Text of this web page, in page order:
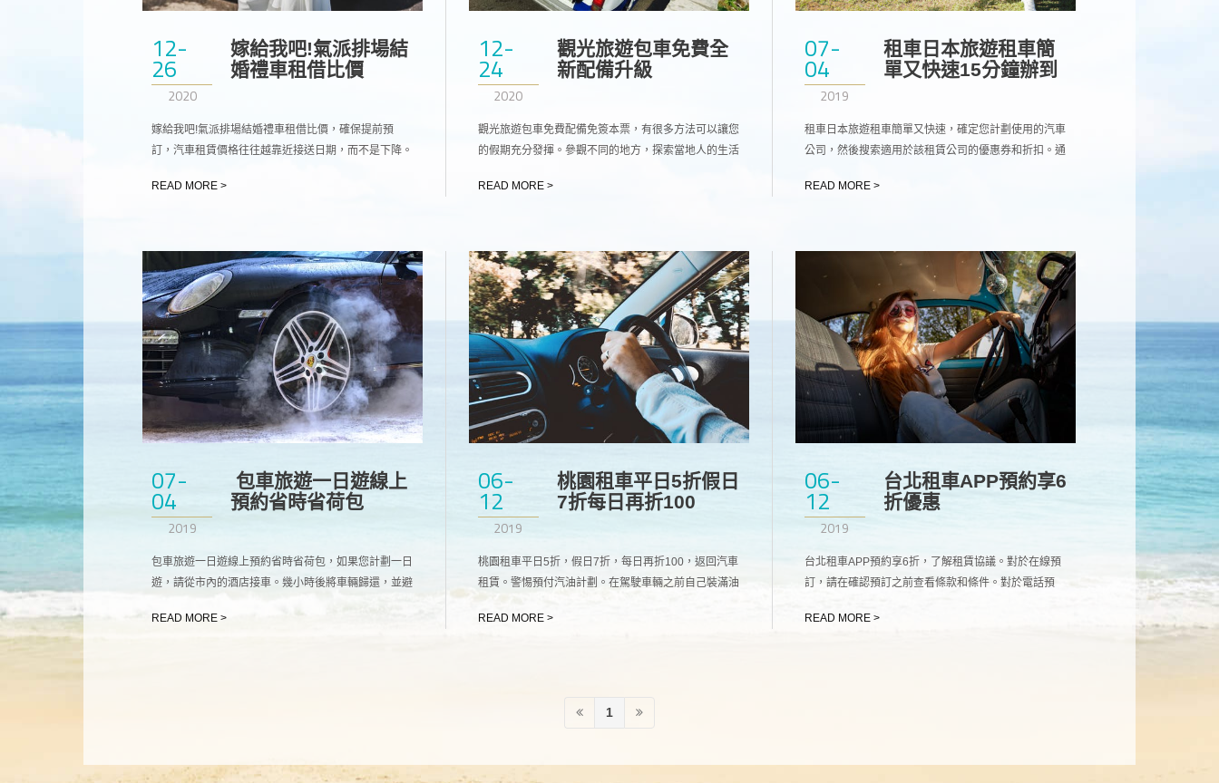
12-
26
2020
嫁給我吧!氣派排場結
婚禮車租借比價
嫁給我吧!氣派排場結婚禮車租借比價，確保提前預
訂，汽車租賃價格往往越靠近接送日期，而不是下降。
上升。
READ MORE >
12-
24
2020
觀光旅遊包車免費全
新配備升級
觀光旅遊包車免費配備免簽本票，有很多方法可以讓您
的假期充分發揮。參觀不同的地方，探索當地人的生活
READ MORE >
07-
04
2019
租車日本旅遊租車簡
單又快速15分鐘辦到
租車日本旅遊租車簡單又快速，確定您計劃使用的汽車
公司，然後搜索適用於該租賃公司的優惠券和折扣。通
READ MORE >
07-
04
2019
​ 包車旅遊一日遊線上
預約省時省荷包
包車旅遊一日遊線上預約省時省荷包，如果您計劃一日
遊，請從市內的酒店接車。幾小時後將車輛歸還，並避
READ MORE >
06-
12
2019
桃園租車平日5折假日
7折每日再折100‎
桃園租車平日5折，假日7折，每日再折100‎，返回汽車
租賃。警惕預付汽油計劃。在駕駛車輛之前自己裝滿油
READ MORE >
06-
12
2019
台北租車APP預約享6
折優惠
台北租車APP預約享6折，了解租賃協議。對於在線預
訂，請在確認預訂之前查看條款和條件。對於電話預
要點。
READ MORE >
1